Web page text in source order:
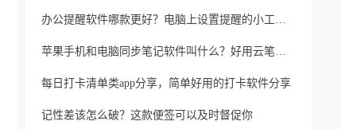
办公提醒软件哪款更好？电脑上设置提醒的小工具推荐
苹果手机和电脑同步笔记软件叫什么？好用云笔记软件分享
每日打卡清单类app分享，简单好用的打卡软件分享
记性差该怎么破？这款便签可以及时督促你